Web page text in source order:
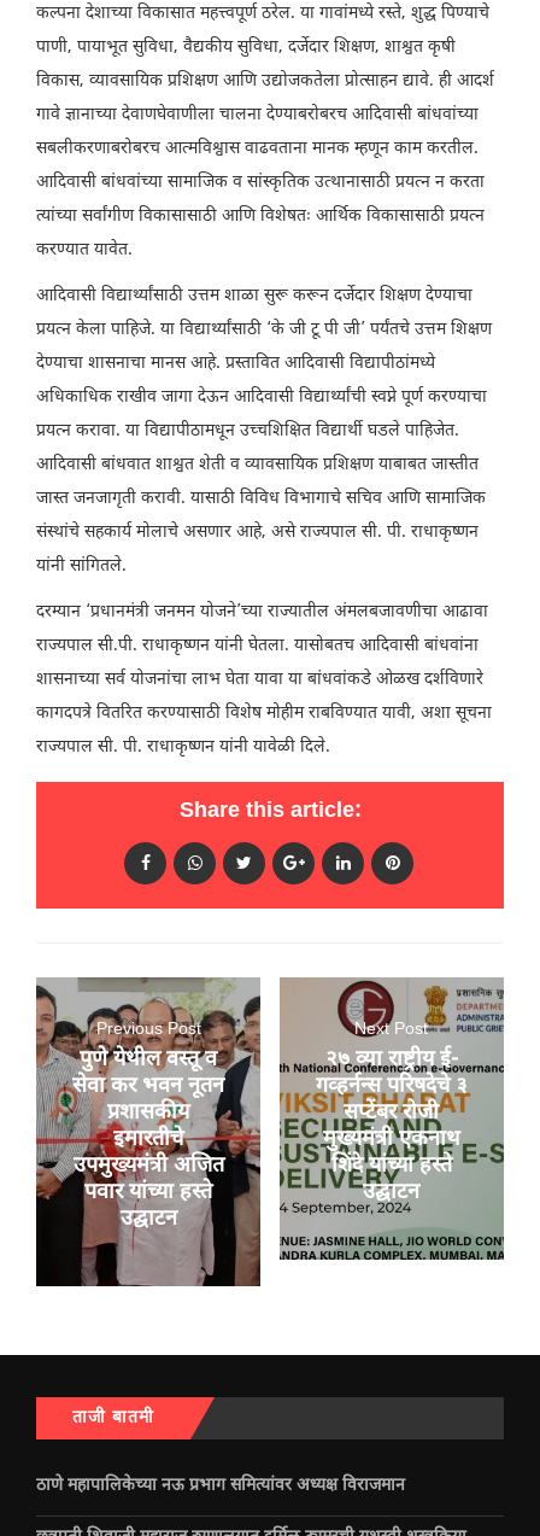
कल्पना देशाच्या विकासात महत्त्वपूर्ण ठरेल. या गावांमध्ये रस्ते, शुद्ध पिण्याचे
पाणी, पायाभूत सुविधा, वैद्यकीय सुविधा, दर्जेदार शिक्षण, शाश्वत कृषी
विकास, व्यावसायिक प्रशिक्षण आणि उद्योजकतेला प्रोत्साहन द्यावे. ही आदर्श
गावे ज्ञानाच्या देवाणघेवाणीला चालना देण्याबरोबरच आदिवासी बांधवांच्या
सबलीकरणाबरोबरच आत्मविश्वास वाढवताना मानक म्हणून काम करतील.
आदिवासी बांधवांच्या सामाजिक व सांस्कृतिक उत्थानासाठी प्रयत्न न करता
त्यांच्या सर्वांगीण विकासासाठी आणि विशेषतः आर्थिक विकासासाठी प्रयत्न
करण्यात यावेत.
आदिवासी विद्यार्थ्यांसाठी उत्तम शाळा सुरू करून दर्जेदार शिक्षण देण्याचा
प्रयत्न केला पाहिजे. या विद्यार्थ्यांसाठी ‘के जी टू पी जी’ पर्यंतचे उत्तम शिक्षण
देण्याचा शासनाचा मानस आहे. प्रस्तावित आदिवासी विद्यापीठांमध्ये
अधिकाधिक राखीव जागा देऊन आदिवासी विद्यार्थ्यांची स्वप्ने पूर्ण करण्याचा
प्रयत्न करावा. या विद्यापीठामधून उच्चशिक्षित विद्यार्थी घडले पाहिजेत.
आदिवासी बांधवात शाश्वत शेती व व्यावसायिक प्रशिक्षण याबाबत जास्तीत
जास्त जनजागृती करावी. यासाठी विविध विभागाचे सचिव आणि सामाजिक
संस्थांचे सहकार्य मोलाचे असणार आहे, असे राज्यपाल सी. पी. राधाकृष्णन
यांनी सांगितले.
दरम्यान ‘प्रधानमंत्री जनमन योजने’च्या राज्यातील अंमलबजावणीचा आढावा
राज्यपाल सी.पी. राधाकृष्णन यांनी घेतला. यासोबतच आदिवासी बांधवांना
शासनाच्या सर्व योजनांचा लाभ घेता यावा या बांधवांकडे ओळख दर्शविणारे
कागदपत्रे वितरित करण्यासाठी विशेष मोहीम राबविण्यात यावी, अशा सूचना
राज्यपाल सी. पी. राधाकृष्णन यांनी यावेळी दिले.
Share this article:
Previous Post
पुणे येथील वस्तू व
सेवा कर भवन नूतन
प्रशासकीय
इमारतीचे
उपमुख्यमंत्री अजित
पवार यांच्या हस्ते
उद्घाटन
Next Post
२७ व्या राष्ट्रीय ई-
गव्हर्नन्स परिषदेचे ३
सप्टेंबर रोजी
मुख्यमंत्री एकनाथ
शिंदे यांच्या हस्ते
उद्घाटन
ताजी बातमी
ठाणे महापालिकेच्या नऊ प्रभाग समित्यांवर अध्यक्ष विराजमान